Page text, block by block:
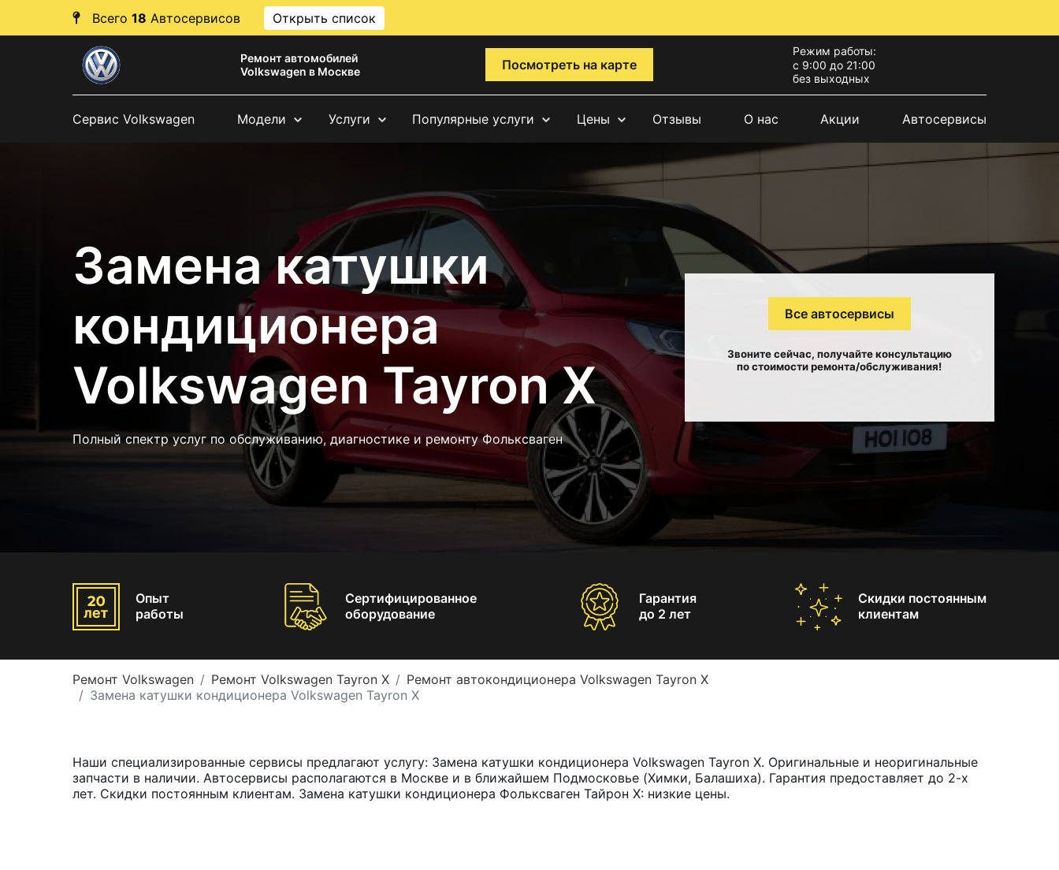
Всего 18 Автосервисов Открыть список
Ремонт автомобилей
Volkswagen в Москве
Посмотреть на карте
Режим работы:
с 9:00 до 21:00
без выходных
Сервис Volkswagen Модели Услуги Популярные услуги Цены Отзывы О нас Акции Автосервисы
Замена катушки
кондиционера
Volkswagen Tayron X
Полный спектр услуг по обслуживанию, диагностике и ремонту Фольксваген
Все автосервисы
Звоните сейчас, получайте консультацию
по стоимости ремонта/обслуживания!
Опыт
работы
Сертифицированное
оборудование
Гарантия
до 2 лет
Скидки постоянным
клиентам
Ремонт Volkswagen Ремонт Volkswagen Tayron X
Ремонт автокондиционера Volkswagen Tayron X
Замена катушки кондиционера Volkswagen Tayron X
Наши специализированные сервисы предлагают услугу: Замена катушки кондиционера Volkswagen Tayron X. Оригинальные и неоригинальные
запчасти в наличии. Автосервисы располагаются в Москве и в ближайшем Подмосковье (Химки, Балашиха). Гарантия предоставляет до 2-х
лет. Скидки постоянным клиентам. Замена катушки кондиционера Фольксваген Тайрон Х: низкие цены.